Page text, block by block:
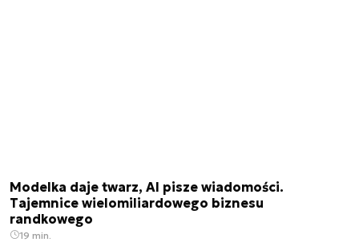
Modelka daje twarz, AI pisze wiadomości.
Tajemnice wielomiliardowego biznesu
randkowego
19 min.